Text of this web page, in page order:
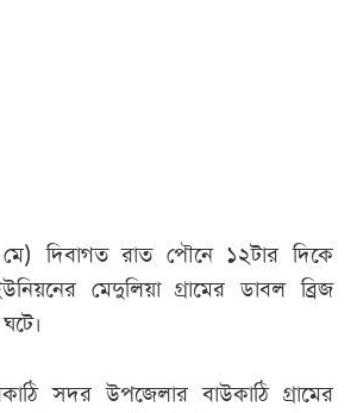
দিবাগত রাত পৌনে ১২টার দিকে
মেদুলিয়া গ্রামের ডাবল ব্রিজ
সদর উপজেলার বাউকাঠি গ্রামের